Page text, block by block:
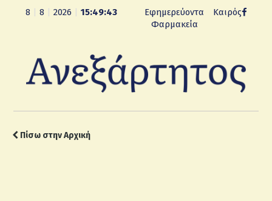
8 8 2026 15:49:44
Εφημερεύοντα
Φαρμακεία
Καιρός
Πίσω στην Αρχική